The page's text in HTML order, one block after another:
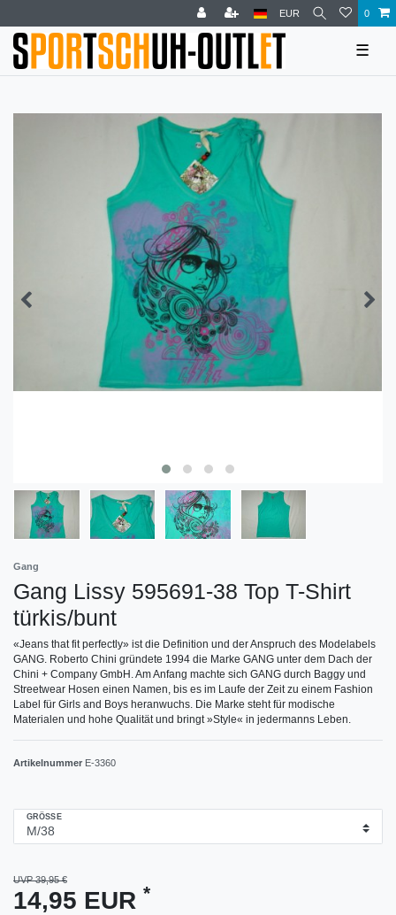
EUR 0
☰
Gang
Gang Lissy 595691-38 Top T-Shirt
türkis/bunt
«Jeans that fit perfectly» ist die Definition und der Anspruch des Modelabels
GANG. Roberto Chini gründete 1994 die Marke GANG unter dem Dach der
Chini + Company GmbH. Am Anfang machte sich GANG durch Baggy und
Streetwear Hosen einen Namen, bis es im Laufe der Zeit zu einem Fashion
Label für Girls and Boys heranwuchs. Die Marke steht für modische
Materialen und hohe Qualität und bringt »Style« in jedermanns Leben.
Artikelnummer E-3360
GRÖSSE
UVP 39,95 €
14,95 EUR *